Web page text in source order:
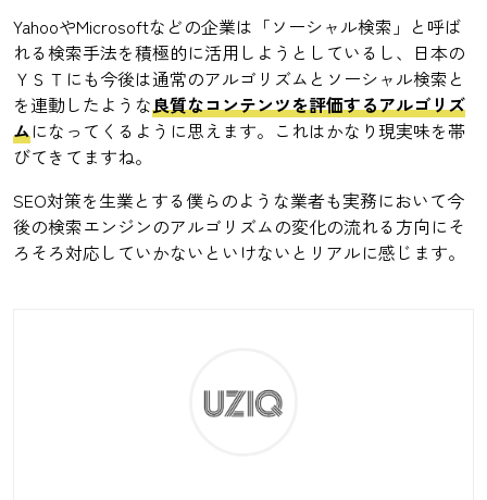
YahooやMicrosoftなどの企業は「ソーシャル検索」と呼ば
れる検索手法を積極的に活用しようとしているし、日本の
ＹＳＴにも今後は通常のアルゴリズムとソーシャル検索と
を連動したような良質なコンテンツを評価するアルゴリズ
ムになってくるように思えます。これはかなり現実味を帯
びてきてますね。
SEO対策を生業とする僕らのような業者も実務において今
後の検索エンジンのアルゴリズムの変化の流れる方向にそ
ろそろ対応していかないといけないとリアルに感じます。